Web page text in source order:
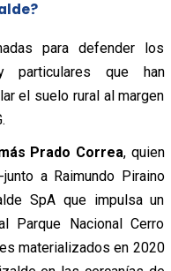
para defender los
que han
el suelo rural al margen
Prado Correa, quien
a Raimundo Piraino
SpA que impulsa un
Parque Nacional Cerro
materializados en 2020